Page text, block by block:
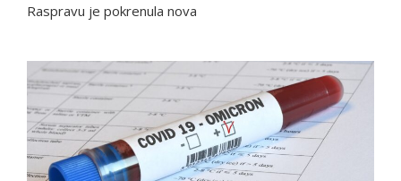
Raspravu je pokrenula nova